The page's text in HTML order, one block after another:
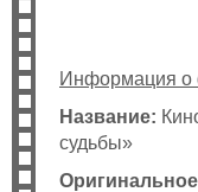
Информация о
Название:
судьбы»